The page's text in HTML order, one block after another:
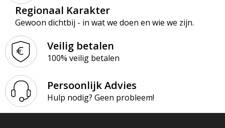
Regionaal Karakter
Gewoon dichtbij - in wat we doen en wie we zijn.
Veilig betalen
100% veilig betalen
Persoonlijk Advies
Hulp nodig? Geen probleem!